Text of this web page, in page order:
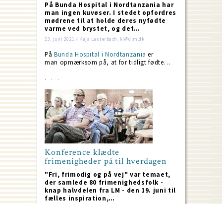
På Bunda Hospital i Nordtanzania har
man ingen kuvøser. I stedet opfordres
mødrene til at holde deres nyfødte
varme ved brystet, og det…
23. juni 2021 / Kaja Lauterbach, kl@dlm.dk
På Bunda Hospital i Nordtanzania er
man opmærksom på, at for tidligt fødte…
Konference klædte
frimenigheder på til hverdagen
"Fri, frimodig og på vej" var temaet,
der samlede 80 frimenighedsfolk -
knap halvdelen fra LM - den 19. juni til
fælles inspiration,…